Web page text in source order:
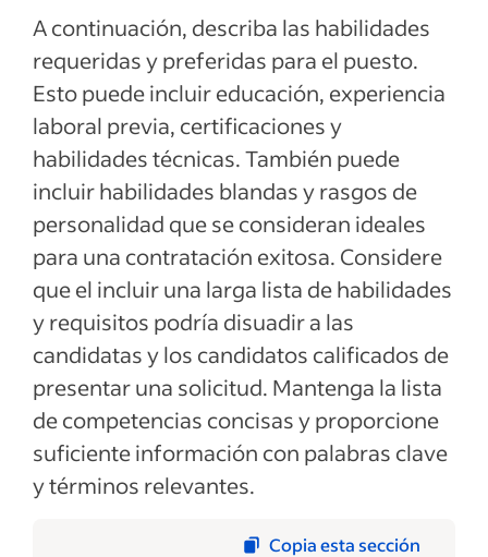
A continuación, describa las habilidades
requeridas y preferidas para el puesto.
Esto puede incluir educación, experiencia
laboral previa, certificaciones y
habilidades técnicas. También puede
incluir habilidades blandas y rasgos de
personalidad que se consideran ideales
para una contratación exitosa. Considere
que el incluir una larga lista de habilidades
y requisitos podría disuadir a las
candidatas y los candidatos calificados de
presentar una solicitud. Mantenga la lista
de competencias concisas y proporcione
suficiente información con palabras clave
y términos relevantes.
Copia esta sección